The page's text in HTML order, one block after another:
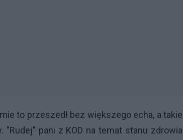
to przeszedł bez większego echa, a takie
pani z KOD na temat stanu zdrowia